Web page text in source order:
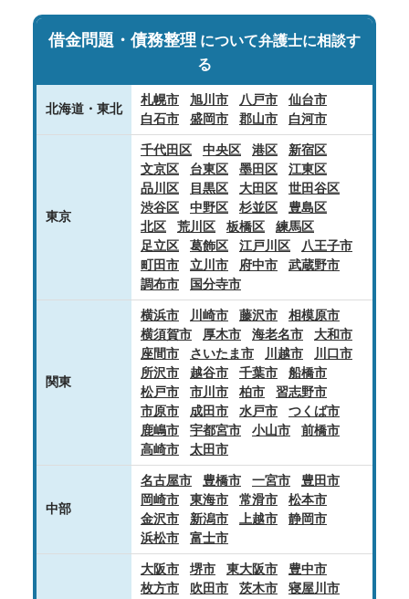
借金問題・債務整理 について弁護士に相談す
る
北海道・東北
札幌市 旭川市 八戸市
仙台市
白石市
盛岡市 郡山市 白河市
東京
千代田区 中央区 港区
新宿区
文京区
台東区 墨田区
江東区
品川区
目黒区 大田区
世田谷区
渋谷区
中野区 杉並区
豊島区
北区
荒川区 板橋区
練馬区
足立区
葛飾区 江戸川区
八王子市
町田市
立川市 府中市
武蔵野市
調布市
国分寺市
関東
横浜市 川崎市 藤沢市
相模原市
横須賀市
厚木市 海老名市
大和市
座間市
さいたま市 川越市
川口市
所沢市
越谷市 千葉市
船橋市
松戸市
市川市 柏市
習志野市
市原市
成田市 水戸市
つくば市
鹿嶋市
宇都宮市 小山市
前橋市
高崎市
太田市
中部
名古屋市 豊橋市 一宮市
豊田市
岡崎市
東海市 常滑市
松本市
金沢市
新潟市 上越市
静岡市
浜松市
富士市
大阪市 堺市 東大阪市
豊中市
枚方市
吹田市 茨木市
寝屋川市